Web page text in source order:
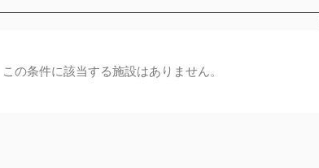
この条件に該当する施設はありません。